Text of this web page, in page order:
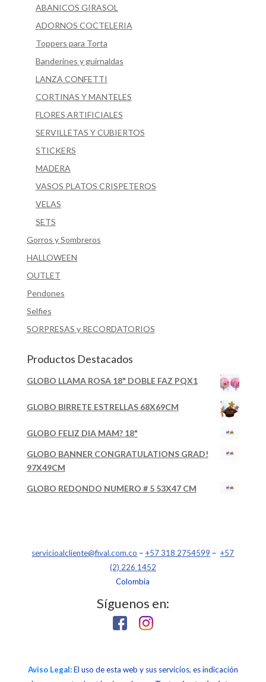
ABANICOS GIRASOL
ADORNOS COCTELERIA
Toppers para Torta
Banderines y guirnaldas
LANZA CONFETTI
CORTINAS Y MANTELES
FLORES ARTIFICIALES
SERVILLETAS Y CUBIERTOS
STICKERS
MADERA
VASOS PLATOS CRISPETEROS
VELAS
SETS
Gorros y Sombreros
HALLOWEEN
OUTLET
Pendones
Selfies
SORPRESAS y RECORDATORIOS
Productos Destacados
GLOBO LLAMA ROSA 18" DOBLE FAZ PQX1
GLOBO BIRRETE ESTRELLAS 68X69CM
GLOBO FELIZ DIA MAM? 18"
GLOBO BANNER CONGRATULATIONS GRAD!
97X49CM
GLOBO REDONDO NUMERO # 5 53X47 CM
servicioalcliente@fival.com.co – +57 318 2754599 – +57
(2) 226 1452
Colombia
Síguenos en:
Aviso Legal: El uso de esta web y sus servicios, es indicación